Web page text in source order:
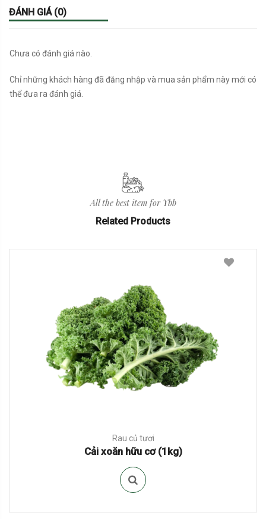
ĐÁNH GIÁ (0)
Chưa có đánh giá nào.
Chỉ những khách hàng đã đăng nhập và mua sản phẩm này mới có
thể đưa ra đánh giá.
All the best item for Ybb
Related Products
Rau củ tươi
Cải xoăn hữu cơ (1kg)